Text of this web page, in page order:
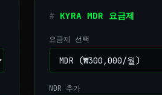
KYRA MDR 요금제
요금제 선택
NDR 추가